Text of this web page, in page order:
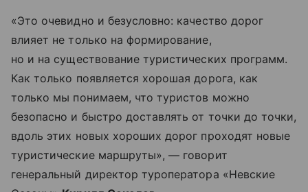
«Это очевидно и безусловно: качество дорог
влияет не только на формирование,
но и на существование туристических программ.
Как только появляется хорошая дорога, как
только мы понимаем, что туристов можно
безопасно и быстро доставлять от точки до точки,
вдоль этих новых хороших дорог проходят новые
туристические маршруты», — говорит
генеральный директор туроператора «Невские